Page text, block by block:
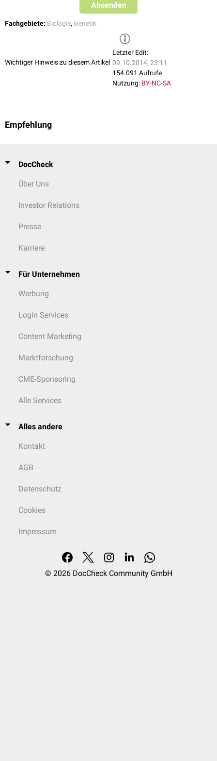
Absenden
Fachgebiete: Biologie, Genetik
Wichtiger Hinweis zu diesem Artikel
Letzter Edit:
09.10.2014, 23:11
154.091 Aufrufe
Nutzung: BY-NC-SA
Empfehlung
DocCheck
Über Uns
Investor Relations
Presse
Karriere
Für Unternehmen
Werbung
Login Services
Content Marketing
Marktforschung
CME-Sponsoring
Alle Services
Alles andere
Kontakt
AGB
Datenschutz
Cookies
Impressum
© 2026 DocCheck Community GmbH